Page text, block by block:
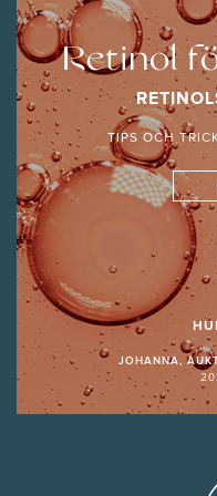
Retinol
TIPS OCH
JOHANNA,